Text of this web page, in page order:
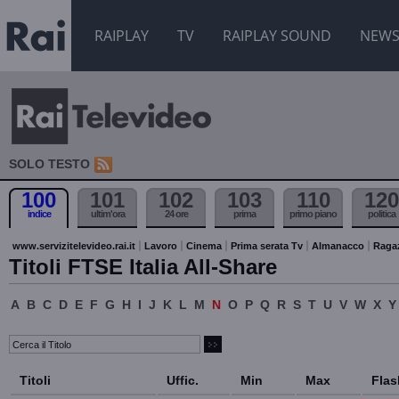
RAIPLAY TV RAIPLAY SOUND NEWS
SOLO TESTO
100
indice
101
ultim'ora
102
24 ore
103
prima
110
primo piano
120
politica
www.servizitelevideo.rai.it Lavoro Cinema Prima serata Tv Almanacco
Titoli FTSE Italia All-Share
A B C D E F G H I J K L M N O P Q R S T U V W X Y
Titoli Uffic. Min Max